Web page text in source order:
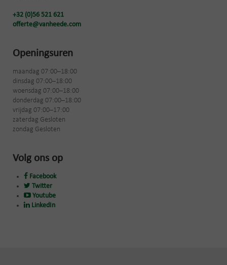
+32 (0)56 521 621
offerte@vanheede.com
Openingsuren
maandag 07:00–18:00
dinsdag 07:00–18:00
woensdag 07:00–18:00
donderdag 07:00–18:00
vrijdag 07:00–17:00
zaterdag Gesloten
zondag Gesloten
Volg ons op
Facebook
Twitter
Youtube
LinkedIn